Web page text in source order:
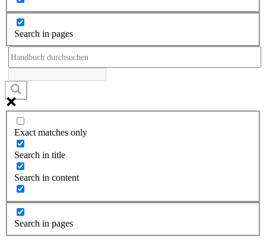
Search in pages
Exact matches only
Search in title
Search in content
Search in pages